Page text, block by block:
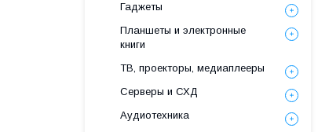
Гаджеты
Планшеты и электронные
книги
ТВ, проекторы, медиаплееры
Серверы и СХД
Аудиотехника